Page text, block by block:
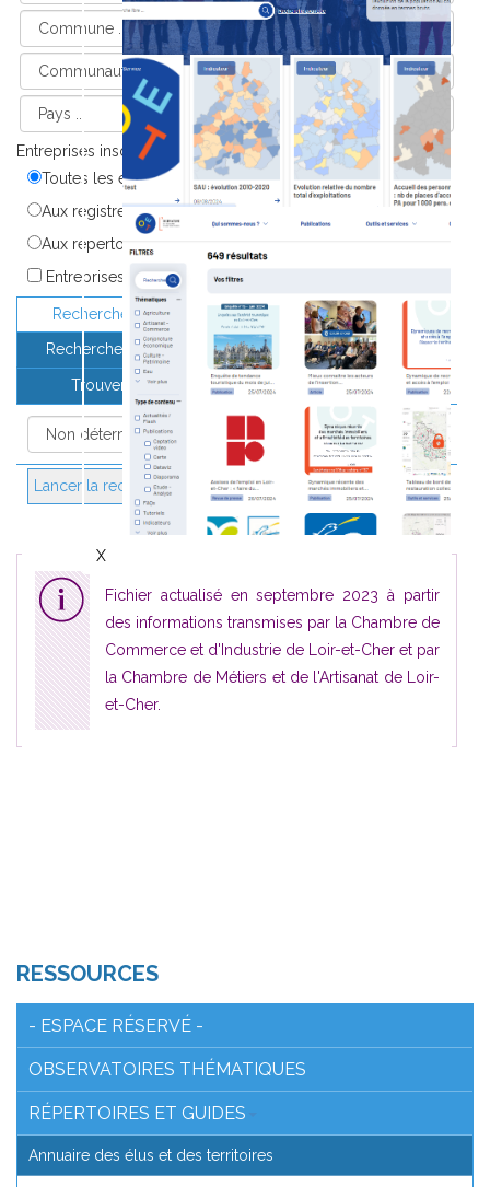
RESSOURCES
- ESPACE RÉSERVÉ -
OBSERVATOIRES THÉMATIQUES
RÉPERTOIRES ET GUIDES
Annuaire des élus et des territoires